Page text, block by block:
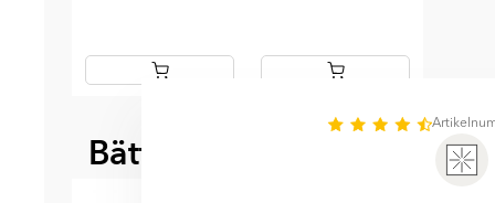
Bättre tillsammans BÄST ATT